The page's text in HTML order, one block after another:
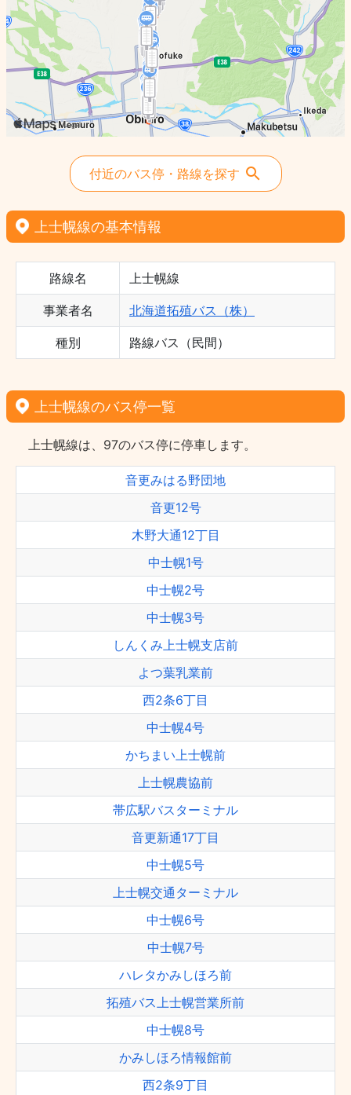
付近のバス停・路線を探す
上士幌線の基本情報
路線名 上士幌線
事業者名 北海道拓殖バス（株）
種別 路線バス（民間）
上士幌線のバス停一覧
上士幌線は、97のバス停に停車します。
音更みはる野団地
音更12号
木野大通12丁目
中士幌1号
中士幌2号
中士幌3号
しんくみ上士幌支店前
よつ葉乳業前
西2条6丁目
中士幌4号
かちまい上士幌前
上士幌農協前
帯広駅バスターミナル
音更新通17丁目
中士幌5号
上士幌交通ターミナル
中士幌6号
中士幌7号
ハレタかみしほろ前
拓殖バス上士幌営業所前
中士幌8号
かみしほろ情報館前
西2条9丁目